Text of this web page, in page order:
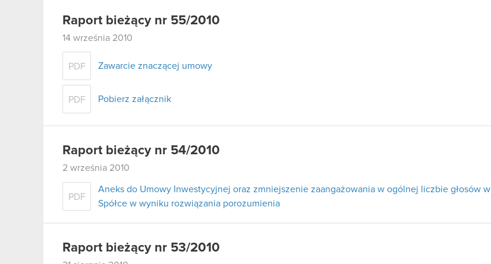
Raport bieżący nr 55/2010
14 września 2010
PDF Zawarcie znaczącej umowy
PDF Pobierz załącznik
Raport bieżący nr 54/2010
2 września 2010
PDF
Aneks do Umowy Inwestycyjnej oraz zmniejszenie zaangażowania w ogólnej liczbie głosów w
Spółce w wyniku rozwiązania porozumienia
Raport bieżący nr 53/2010